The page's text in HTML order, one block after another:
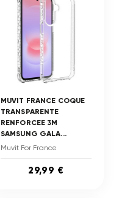
MUVIT FRANCE COQUE
TRANSPARENTE
RENFORCEE 3M
SAMSUNG GALA...
Muvit For France
29,99 €